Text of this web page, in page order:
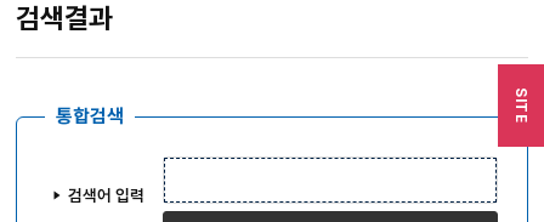
SITE
검색결과
통합검색
검색어 입력
검
색
어
입